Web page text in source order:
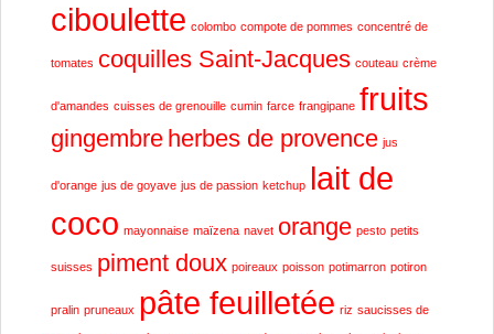
ciboulette colombo compote de pommes concentré de
tomates coquilles Saint-Jacques couteau crème
d'amandes cuisses de grenouille cumin farce frangipane fruits
gingembre herbes de provence jus
d'orange jus de goyave jus de passion ketchup lait de
coco mayonnaise maïzena navet orange pesto petits
suisses piment doux poireaux poisson potimarron potiron
pralin pruneaux pâte feuilletée riz saucisses de